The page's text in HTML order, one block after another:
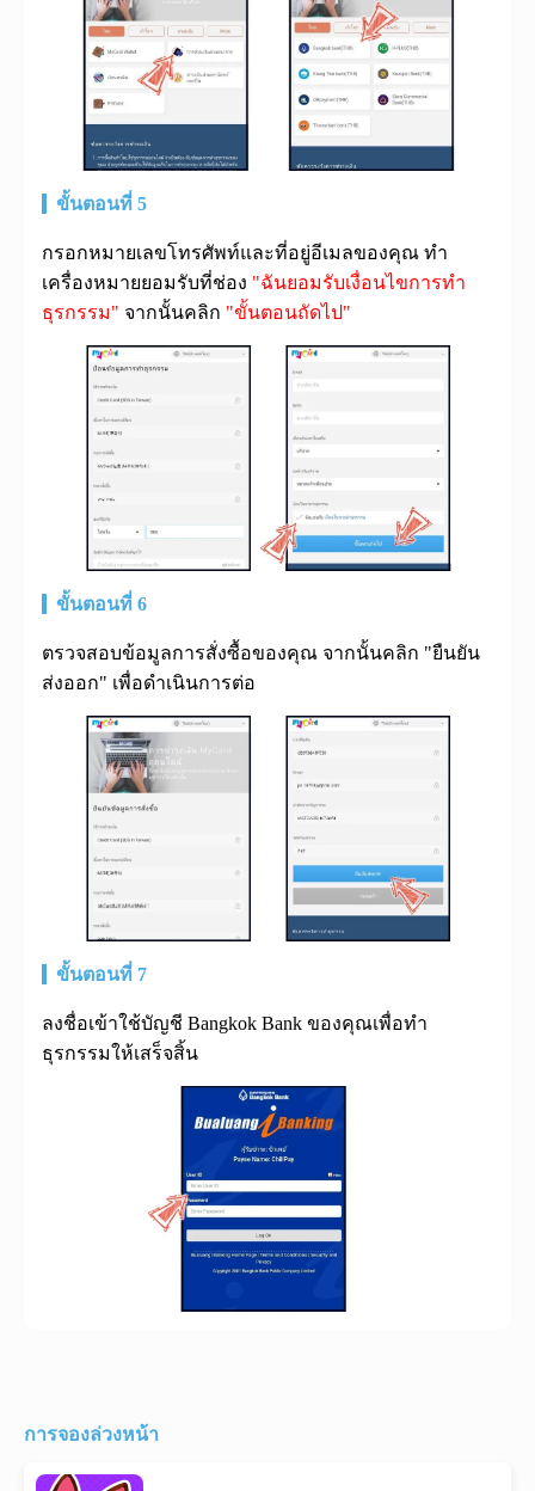
ขั้นตอนที่ 5
กรอกหมายเลขโทรศัพท์และที่อยู่อีเมลของคุณ ทำ
เครื่องหมายยอมรับที่ช่อง "ฉันยอมรับเงื่อนไขการทำ
ธุรกรรม" จากนั้นคลิก "ขั้นตอนถัดไป"
ขั้นตอนที่ 6
ตรวจสอบข้อมูลการสั่งซื้อของคุณ จากนั้นคลิก "ยืนยัน
ส่งออก" เพื่อดำเนินการต่อ
ขั้นตอนที่ 7
ลงชื่อเข้าใช้บัญชี Bangkok Bank ของคุณเพื่อทำ
ธุรกรรมให้เสร็จสิ้น
การจองล่วงหน้า